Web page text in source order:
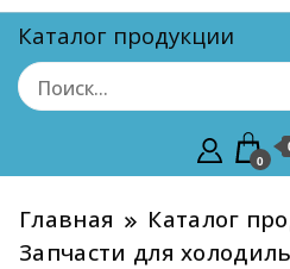
Каталог продукции
0
Главная
Каталог
Запчасти для